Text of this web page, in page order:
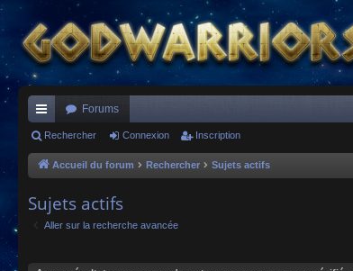
ac
co
Forums
Rechercher Connexion Inscription
Accueil du forum Rechercher Sujets actifs
Sujets actifs
Aller sur la recherche avancée